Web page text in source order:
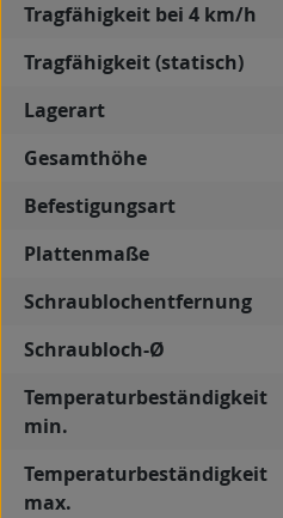
Tragfähigkeit bei 4 km/h
Tragfähigkeit (statisch)
Lagerart
Gesamthöhe
Befestigungsart
Plattenmaße
Schraublochentfernung
Schraubloch-Ø
Temperaturbeständigkeit
min.
Temperaturbeständigkeit
max.